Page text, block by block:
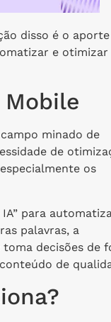
disso é o
e otimizar
minado de
de
os
para
palavras, a
decisões de
de